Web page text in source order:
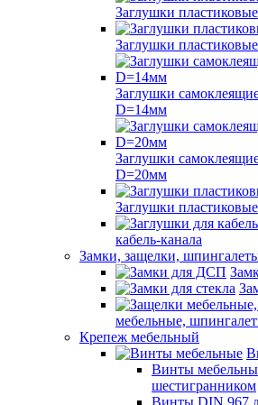
Заглушки
Заглушки
Заглушки
D=14мм
Заглушки
D=20мм
Заглушки
кабель-канала
Замки, защелки,
мебельные,
Крепеж мебельный
Винты
шестигранником
Винты DIN 967